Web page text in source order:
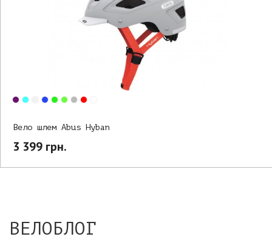
Вело шлем Abus Hyban
3 399 грн.
ВЕЛОБЛОГ